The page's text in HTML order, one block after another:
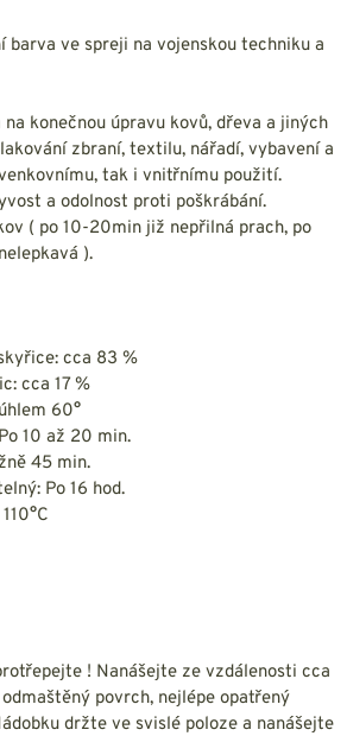
ve spreji na vojenskou techniku a
konečnou úpravu kovů, dřeva a jiných
zbraní, textilu, nářadí, vybavení a
tak i vnitřnímu použití.
a odolnost proti poškrábání.
( po 10-20min již nepřilná prach, po
).
cca 83 %
cca 17 %
60°
10 až 20 min.
45 min.
Po 16 hod.
! Nanášejte ze vzdálenosti cca
povrch, nejlépe opatřený
držte ve svislé poloze a nanášejte